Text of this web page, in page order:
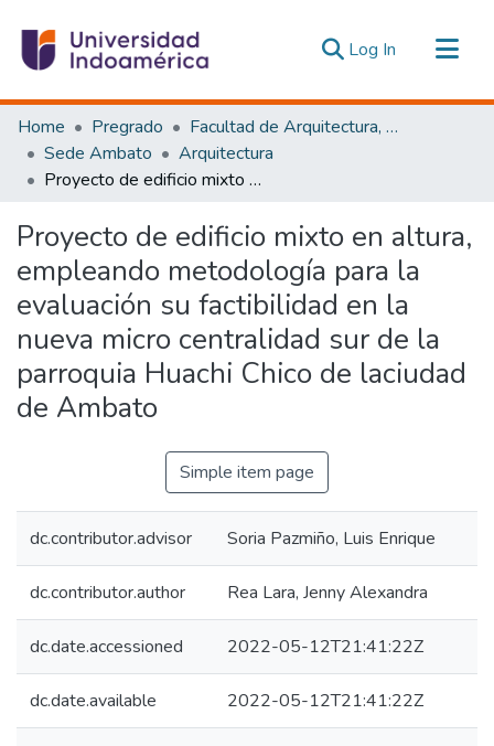
Log In (current)
Communities & Collections
All of DSpace
Statistics
Home Pregrado
Facultad de Arquitectura, Artes y Diseño
Sede Ambato
Arquitectura
Proyecto de edificio mixto en altura, empleando metodología para la evaluación su factibilidad en la nueva micro centralidad sur de la parroquia Huachi Chico de laciudad de Ambato
Proyecto de edificio mixto en altura,
empleando metodología para la
evaluación su factibilidad en la
nueva micro centralidad sur de la
parroquia Huachi Chico de laciudad
de Ambato
Simple item page
dc.contributor.advisor Soria Pazmiño, Luis Enrique
dc.contributor.author Rea Lara, Jenny Alexandra
dc.date.accessioned 2022-05-12T21:41:22Z
dc.date.available 2022-05-12T21:41:22Z